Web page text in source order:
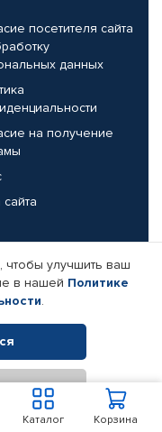
Корзина
Каталог
посетителя сайта
данных
на получение
сайта
компании
защищены.
Автопрофи.
улучшить ваш
в нашей Политике
.